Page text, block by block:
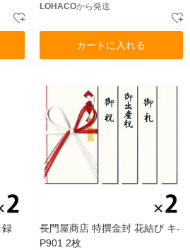
LOHACOから発送
カートに入れる
録
長門屋商店 特撰金封 花結び キ-
P901 2枚